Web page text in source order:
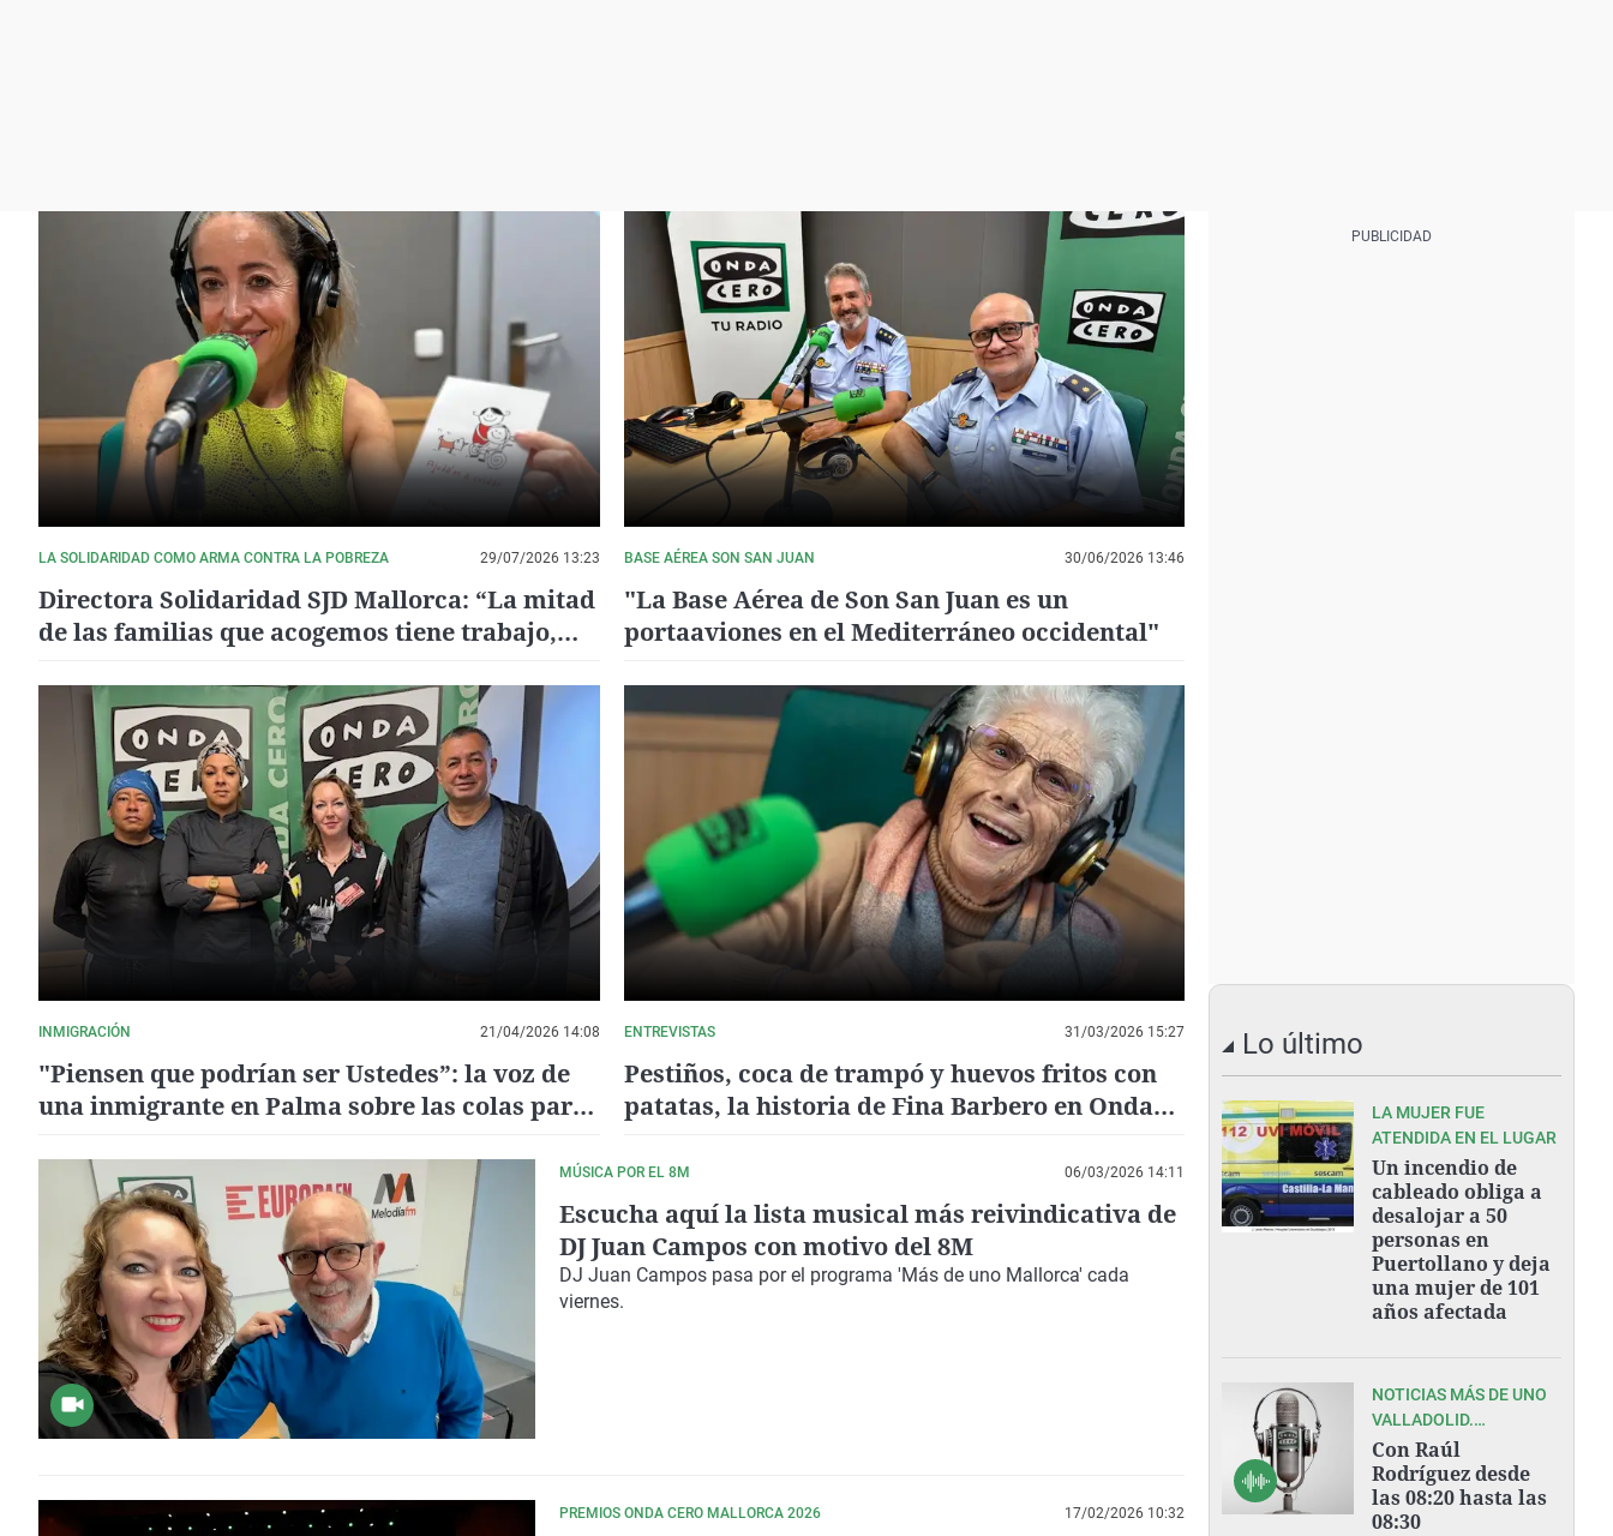
LA SOLIDARIDAD COMO ARMA CONTRA LA POBREZA 29/07/2026 13:23
Directora Solidaridad SJD Mallorca: “La mitad
de las familias que acogemos tiene trabajo,
BASE AÉREA SON SAN JUAN 30/06/2026 13:46
"La Base Aérea de Son San Juan es un
portaaviones en el Mediterráneo occidental"
INMIGRACIÓN 21/04/2026 14:08
"Piensen que podrían ser Ustedes”: la voz de
una inmigrante en Palma sobre las colas para
ENTREVISTAS 31/03/2026 15:27
Pestiños, coca de trampó y huevos fritos con
patatas, la historia de Fina Barbero en Onda
MÚSICA POR EL 8M 06/03/2026 14:11
Escucha aquí la lista musical más reivindicativa de
DJ Juan Campos con motivo del 8M
DJ Juan Campos pasa por el programa 'Más de uno Mallorca' cada
viernes.
PREMIOS ONDA CERO MALLORCA 2026 17/02/2026 10:32
Lo último
LA MUJER FUE
ATENDIDA EN EL LUGAR
Un incendio de
cableado obliga a
desalojar a 50
personas en
Puertollano y deja
una mujer de 101
años afectada
NOTICIAS MÁS DE UNO
VALLADOLID.
07/08/2026
Con Raúl
Rodríguez desde
las 08:20 hasta las
08:30